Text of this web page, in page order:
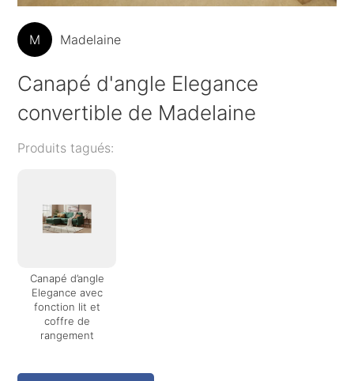
M Madelaine
Canapé d'angle Elegance
convertible de Madelaine
Produits tagués:
Canapé d’angle
Elegance avec
fonction lit et
coffre de
rangement